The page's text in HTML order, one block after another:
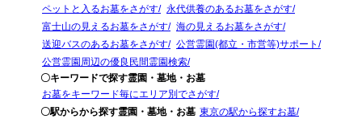
ペットと入るお墓をさがす
永代供養のあるお墓をさがす
富士山の見えるお墓をさがす
海の見えるお墓をさがす
送迎バスのあるお墓をさがす
公営霊園(都立・市営等)サポート
公営霊園周辺の優良民間霊園検索
〇キーワードで探す霊園・墓地・お墓
お墓をキーワード毎にエリア別でさがす
〇駅からから探す霊園・墓地・お墓 東京の駅から探すお墓